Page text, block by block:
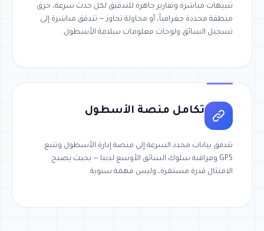
تنبيهات مباشرة وتقارير جاهزة للتدقيق لكل حدث سرعة، خرق
منطقة محددة جغرافياً، أو محاولة تجاوز — تتدفق مباشرة إلى
تسجيل السائق ولوحات معلومات سلامة الأسطول.
تكامل منصة الأسطول
تتدفق بيانات محدد السرعة إلى منصة إدارة الأسطول وتتبع
GPS ومراقبة سلوك السائق الأوسع لدينا — بحيث يصبح
الامتثال قدرة مستمرة، وليس مهمة سنوية.